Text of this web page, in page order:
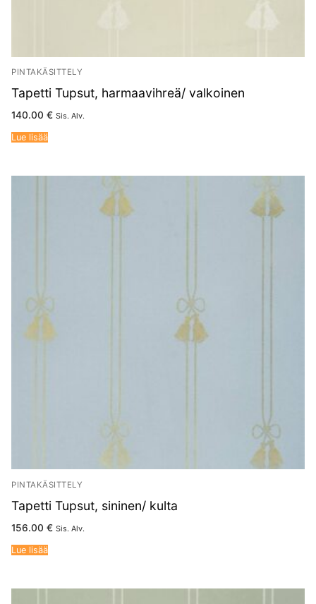
PINTAKÄSITTELY
Tapetti Tupsut, harmaavihreä/ valkoinen
140.00 € Sis. Alv.
Lue lisää
PINTAKÄSITTELY
Tapetti Tupsut, sininen/ kulta
156.00 € Sis. Alv.
Lue lisää